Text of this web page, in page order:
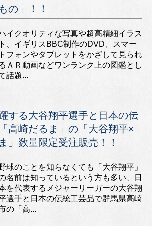
の」！！
イクオリティな写真や超高精細イラス
ト、イギリスBBC制作のDVD、スマー
トフォンやタブレットをかざして見られ
るＡＲ動画などワンランク上の図鑑とし
話題...
する大谷翔平選手と日本の伝
高崎だるま」の「大谷翔平×
」数量限定受注販売！！
球のことを知らなくても「大谷翔平」
名前は知っているという方も多い、日
を代表するメジャーリーガーの大谷翔
選手と日本の伝統工芸品で群馬県高崎
の「高...